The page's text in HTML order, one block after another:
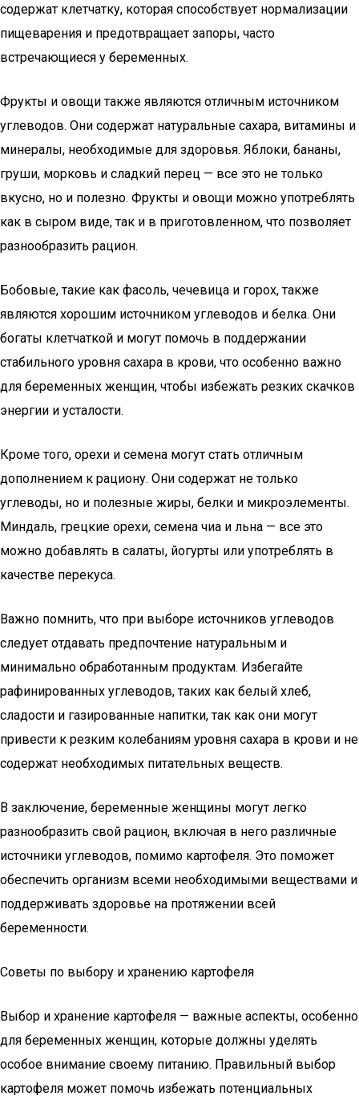
содержат клетчатку, которая способствует нормализации
пищеварения и предотвращает запоры, часто
встречающиеся у беременных.
Фрукты и овощи также являются отличным источником
углеводов. Они содержат натуральные сахара, витамины и
минералы, необходимые для здоровья. Яблоки, бананы,
груши, морковь и сладкий перец — все это не только
вкусно, но и полезно. Фрукты и овощи можно употреблять
как в сыром виде, так и в приготовленном, что позволяет
разнообразить рацион.
Бобовые, такие как фасоль, чечевица и горох, также
являются хорошим источником углеводов и белка. Они
богаты клетчаткой и могут помочь в поддержании
стабильного уровня сахара в крови, что особенно важно
для беременных женщин, чтобы избежать резких скачков
энергии и усталости.
Кроме того, орехи и семена могут стать отличным
дополнением к рациону. Они содержат не только
углеводы, но и полезные жиры, белки и микроэлементы.
Миндаль, грецкие орехи, семена чиа и льна — все это
можно добавлять в салаты, йогурты или употреблять в
качестве перекуса.
Важно помнить, что при выборе источников углеводов
следует отдавать предпочтение натуральным и
минимально обработанным продуктам. Избегайте
рафинированных углеводов, таких как белый хлеб,
сладости и газированные напитки, так как они могут
привести к резким колебаниям уровня сахара в крови и не
содержат необходимых питательных веществ.
В заключение, беременные женщины могут легко
разнообразить свой рацион, включая в него различные
источники углеводов, помимо картофеля. Это поможет
обеспечить организм всеми необходимыми веществами и
поддерживать здоровье на протяжении всей
беременности.
Советы по выбору и хранению картофеля
Выбор и хранение картофеля — важные аспекты, особенно
для беременных женщин, которые должны уделять
особое внимание своему питанию. Правильный выбор
картофеля может помочь избежать потенциальных